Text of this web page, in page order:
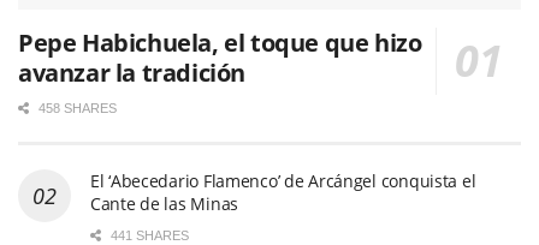
Pepe Habichuela, el toque que hizo
avanzar la tradición
458 SHARES
El ‘Abecedario Flamenco’ de Arcángel conquista el
Cante de las Minas
441 SHARES